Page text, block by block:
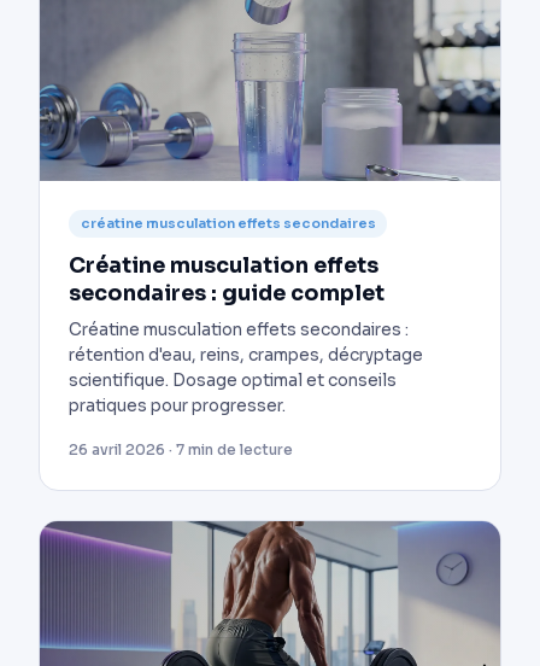
créatine musculation effets secondaires
Créatine musculation effets
secondaires : guide complet
Créatine musculation effets secondaires :
rétention d'eau, reins, crampes, décryptage
scientifique. Dosage optimal et conseils
pratiques pour progresser.
26 avril 2026 · 7 min de lecture